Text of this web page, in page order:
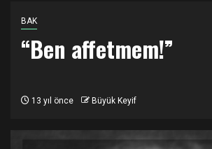
BAK
“Ben affetmem!”
13 yıl önce Büyük Keyif